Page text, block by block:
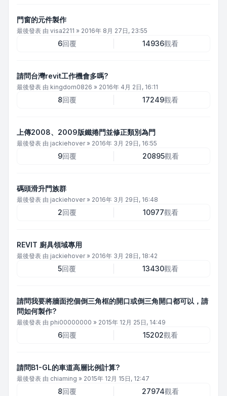
門窗的元件製作
最後發表 由 visa2211 » 2016年 8月 27日, 23:55
6回覆 14936觀看
請問台灣revit工作機會多嗎?
最後發表 由 kingdom0826 » 2016年 4月 2日, 16:11
8回覆 17249觀看
上傳2008、2009版鐵捲門並修正類別為門
最後發表 由 jackiehover» 2016年 3月 29日, 16:55
9回覆 20895觀看
碼頭滑升門族群
最後發表 由 jackiehover» 2016年 3月 29日, 16:48
2回覆 10977觀看
REVIT 廚具領域專用
最後發表 由 jackiehover» 2016年 3月 28日, 18:42
5回覆 13430觀看
請問我要將牆面挖個倒三角框的開口或倒三角開口都可以，請
問如何製作?
最後發表 由 phi00000000 » 2015年 12月 25日, 14:49
6回覆 15202觀看
請問B1-GL的車道高層比例計算?
最後發表 由 chiaming » 2015年 12月 15日, 12:47
8回覆 27974觀看